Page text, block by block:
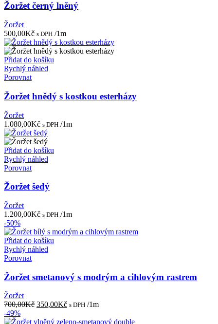
Žoržet černý lněný
Žoržet
500,00Kč s DPH /1m
Přidat do košíku
Rychlý náhled
Porovnat
Žoržet hnědý s kostkou esterházy
Žoržet
1.080,00Kč s DPH /1m
Přidat do košíku
Rychlý náhled
Porovnat
Žoržet šedý
Žoržet
1.200,00Kč s DPH /1m
-50%
Přidat do košíku
Rychlý náhled
Porovnat
Žoržet smetanový s modrým a cihlovým rastrem
Žoržet
700,00Kč Původní
byla:
350,00KčAktuální
je:
s DPH /1m
-49%